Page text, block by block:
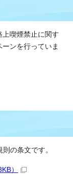
上喫煙禁止に関す
ンを行っていま
の条文です。
）